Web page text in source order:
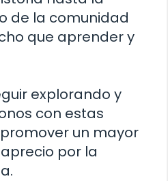
de la comunidad
que aprender y
explorando y
con estas
un mayor
por la